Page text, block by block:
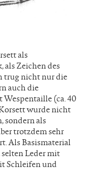
als
Zeichen des
trug nicht nur die
auch die
(ca. 40
wurde nicht
sondern als
trotzdem sehr
Als Basismaterial
Leder mit
Schleifen und